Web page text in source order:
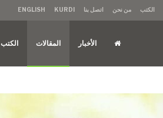
الكتب من نحن اتصل بنا KURDI
ENGLISH
الأخبار المقالات الكتب